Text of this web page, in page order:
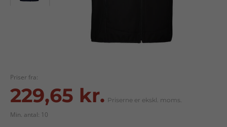
Priser fra:
229,65 kr. Priserne er ekskl. moms.
Min. antal: 10